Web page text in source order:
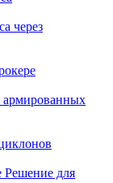
через
армированных
Решение для